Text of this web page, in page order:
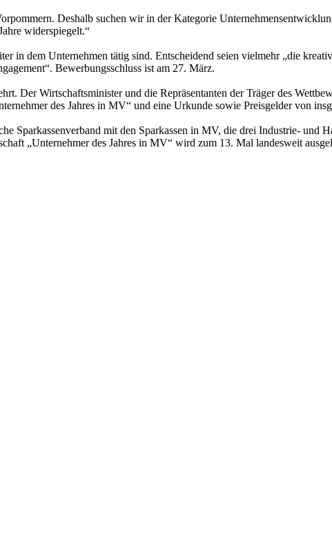
Deshalb suchen wir in der Kategorie
widerspiegelt.“
in dem Unternehmen tätig sind. Entscheidend seien vielmehr „die
Bewerbungsschluss ist am 27. März.
Der Wirtschaftsminister und die Repräsentanten der Träger des
des Jahres in MV“ und eine Urkunde sowie Preisgelder von
Sparkassenverband mit den Sparkassen in MV, die drei Industrie- und
„Unternehmer des Jahres in MV“ wird zum 13. Mal landesweit